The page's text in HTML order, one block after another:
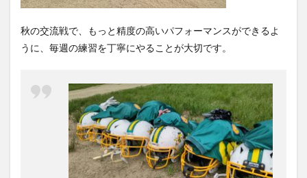
秋の交流戦で、もっと精度の高いパフォーマンスができるよ
うに、毎週の練習を丁寧にやることが大切です。